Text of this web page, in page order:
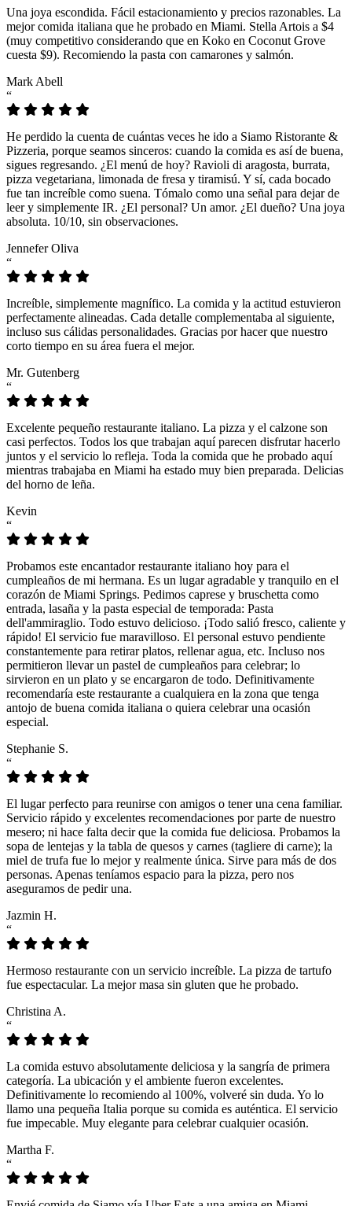
Una joya escondida. Fácil estacionamiento y precios razonables. La
mejor comida italiana que he probado en Miami. Stella Artois a $4
(muy competitivo considerando que en Koko en Coconut Grove
cuesta $9). Recomiendo la pasta con camarones y salmón.
Mark Abell
“
He perdido la cuenta de cuántas veces he ido a Siamo Ristorante &
Pizzeria, porque seamos sinceros: cuando la comida es así de buena,
sigues regresando. ¿El menú de hoy? Ravioli di aragosta, burrata,
pizza vegetariana, limonada de fresa y tiramisú. Y sí, cada bocado
fue tan increíble como suena. Tómalo como una señal para dejar de
leer y simplemente IR. ¿El personal? Un amor. ¿El dueño? Una joya
absoluta. 10/10, sin observaciones.
Jennefer Oliva
“
Increíble, simplemente magnífico. La comida y la actitud estuvieron
perfectamente alineadas. Cada detalle complementaba al siguiente,
incluso sus cálidas personalidades. Gracias por hacer que nuestro
corto tiempo en su área fuera el mejor.
Mr. Gutenberg
“
Excelente pequeño restaurante italiano. La pizza y el calzone son
casi perfectos. Todos los que trabajan aquí parecen disfrutar hacerlo
juntos y el servicio lo refleja. Toda la comida que he probado aquí
mientras trabajaba en Miami ha estado muy bien preparada. Delicias
del horno de leña.
Kevin
“
Probamos este encantador restaurante italiano hoy para el
cumpleaños de mi hermana. Es un lugar agradable y tranquilo en el
corazón de Miami Springs. Pedimos caprese y bruschetta como
entrada, lasaña y la pasta especial de temporada: Pasta
dell'ammiraglio. Todo estuvo delicioso. ¡Todo salió fresco, caliente y
rápido! El servicio fue maravilloso. El personal estuvo pendiente
constantemente para retirar platos, rellenar agua, etc. Incluso nos
permitieron llevar un pastel de cumpleaños para celebrar; lo
sirvieron en un plato y se encargaron de todo. Definitivamente
recomendaría este restaurante a cualquiera en la zona que tenga
antojo de buena comida italiana o quiera celebrar una ocasión
especial.
Stephanie S.
“
El lugar perfecto para reunirse con amigos o tener una cena familiar.
Servicio rápido y excelentes recomendaciones por parte de nuestro
mesero; ni hace falta decir que la comida fue deliciosa. Probamos la
sopa de lentejas y la tabla de quesos y carnes (tagliere di carne); la
miel de trufa fue lo mejor y realmente única. Sirve para más de dos
personas. Apenas teníamos espacio para la pizza, pero nos
aseguramos de pedir una.
Jazmin H.
“
Hermoso restaurante con un servicio increíble. La pizza de tartufo
fue espectacular. La mejor masa sin gluten que he probado.
Christina A.
“
La comida estuvo absolutamente deliciosa y la sangría de primera
categoría. La ubicación y el ambiente fueron excelentes.
Definitivamente lo recomiendo al 100%, volveré sin duda. Yo lo
llamo una pequeña Italia porque su comida es auténtica. El servicio
fue impecable. Muy elegante para celebrar cualquier ocasión.
Martha F.
“